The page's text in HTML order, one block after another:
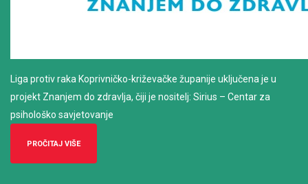
Liga protiv raka Koprivničko-križevačke županije uključena je u
projekt Znanjem do zdravlja, čiji je nositelj: Sirius – Centar za
psihološko savjetovanje
PROČITAJ VIŠE